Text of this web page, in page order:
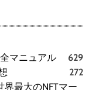
マニュアル
629
272
界最大のNFTマー